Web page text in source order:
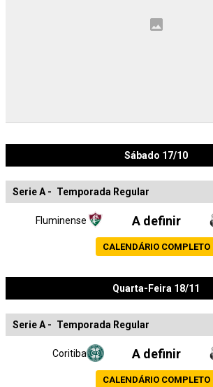
Sábado 17/10
Serie A - Temporada Regular
Fluminense A definir
CALENDÁRIO COMPLETO
Quarta-Feira 18/11
Serie A - Temporada Regular
Coritiba A definir
CALENDÁRIO COMPLETO